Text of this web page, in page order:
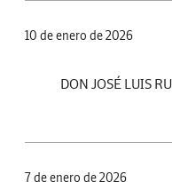
10 de enero de 2026
DON JOSÉ LUIS
7 de enero de 2026